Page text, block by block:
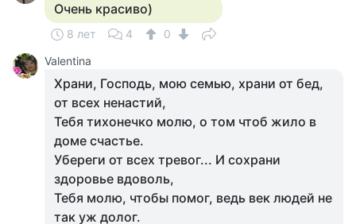
Очень красиво)
8 лет 4
0
Valentina
Храни, Господь, мою семью, храни от бед,
от всех ненастий,
Тебя тихонечко молю, о том чтоб жило в
доме счастье.
Убереги от всех тревог... И сохрани
здоровье вдоволь,
Тебя молю, чтобы помог, ведь век людей не
так уж долог.